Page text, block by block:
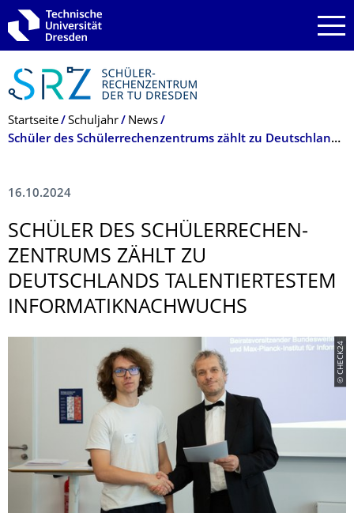
Zur Hauptnavigation springen
Zur Suche springen
Zum Inhalt springen
Breadcrumb-Menü
Startseite Schuljahr
News
­Schüler des Schülerrechenzentrums zählt zu Deutschlands talentiertestem Informatiknachwuchs
16.10.2024
­SCHÜLER DES SCHÜLERRECHEN­
ZENTRUMS ZÄHLT ZU
DEUTSCHLANDS TALENTIERTESTEM
INFORMATIKNACH­WUCHS
© CHECK24